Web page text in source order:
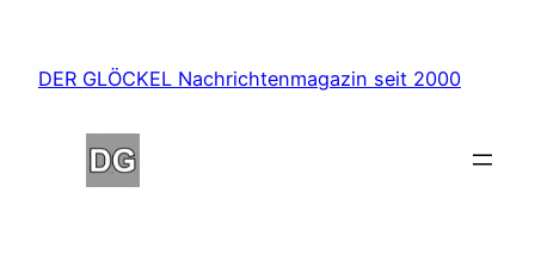
springen
DER GLÖCKEL Nachrichtenmagazin seit 2000